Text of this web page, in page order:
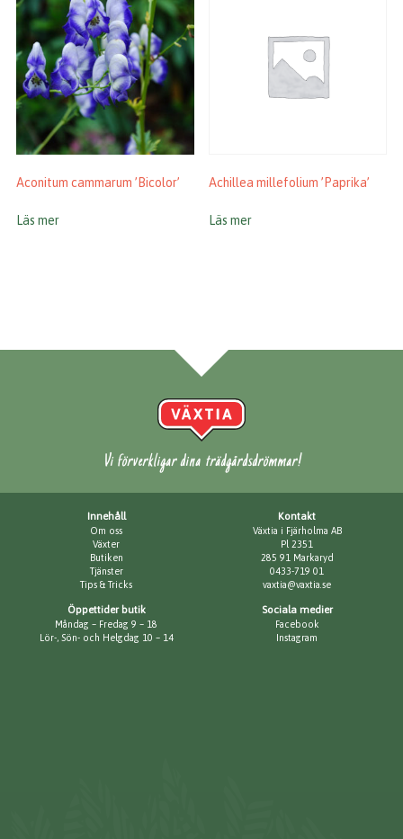
Aconitum cammarum ’Bicolor’
Läs mer
Achillea millefolium ’Paprika’
Läs mer
Vi förverkligar dina trädgårdsdrömmar!
Innehåll
Om oss
Växter
Butiken
Tjänster
Tips & Tricks
Kontakt
Växtia i Fjärholma AB
Pl 2351
285 91 Markaryd
0433-719 01
vaxtia@vaxtia.se
Öppettider butik
Måndag – Fredag 9 – 18
Lör-, Sön- och Helgdag 10 – 14
Sociala medier
Facebook
Instagram